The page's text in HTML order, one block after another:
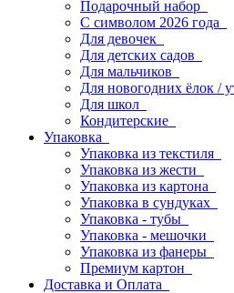
Подарочный набор
С символом 2026 года
Для девочек
Для детских садов
Для мальчиков
Для новогодних ёлок /
Для школ
Кондитерские
Упаковка
Упаковка из текстиля
Упаковка из жести
Упаковка из картона
Упаковка в сундуках
Упаковка - тубы
Упаковка - мешочки
Упаковка из фанеры
Премиум картон
Доставка и Оплата